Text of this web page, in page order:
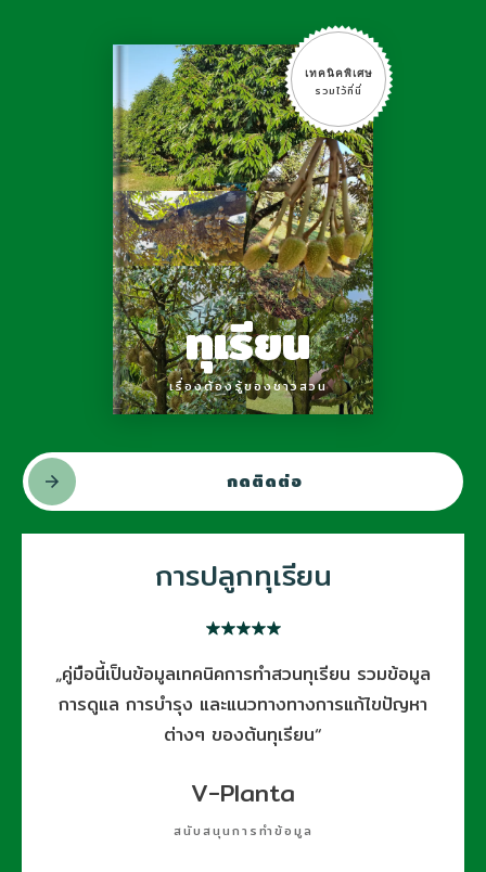
การปลูกทุเรียน
„คู่มือนี้เป็นข้อมูลเทคนิคการทำสวนทุเรียน รวมข้อมูล
การดูแล การบำรุง และแนวทางทางการแก้ไขปัญหา
ต่างๆ ของต้นทุเรียน“
V-Planta
สนับสนุนการทำข้อมูล
เทคนิคพิเศษ
รวมไว้ที่นี่
ทุเรียน
เรื่องต้องรู้ของชาวสวน
กดติดต่อ